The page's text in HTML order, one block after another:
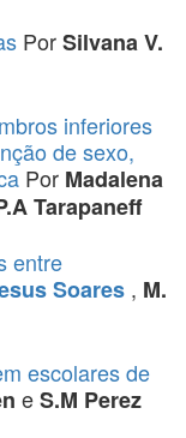
PorSilvana V.
inferiores
de sexo,
Por Madalena
Tarapaneff
entre
Soares , M.
escolares de
eS.M Perez